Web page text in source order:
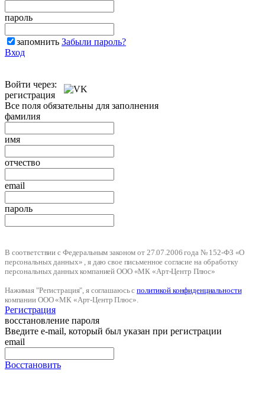
пароль
запомнить Забыли пароль?
Вход
Войти через:
регистрация
Все поля обязательны для заполнения
фамилия
имя
отчество
email
пароль
В соответствии с Федеральным законом от 27.07.2006 года № 152-ФЗ «О
персональных данных» , я даю свое письменное согласие на обработку
персональных данных компанией ООО «МК «Арт-Центр Плюс»
Нажимая "Регистрация", я соглашаюсь сполитикой конфиденциальности
компании ООО «МК «Арт-Центр Плюс».
Регистрация
восстановление пароля
Введите e-mail, который был указан при регистрации
email
Восстановить